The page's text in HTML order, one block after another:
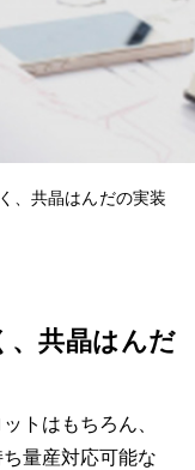
、共晶はんだの実装
、共晶はんだ
トはもちろん、
量産対応可能な